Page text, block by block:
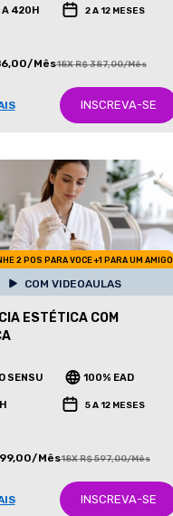
420H 2 A 12 MESES
Mês18X R$ 387,00/Mês
INSCREVA-SE
2 POS PARA VOCE +1 PARA UM AMIGO
COM VIDEOAULAS
ESTÉTICA COM
SENSU 100% EAD
5 A 12 MESES
Mês18X R$ 597,00/Mês
INSCREVA-SE